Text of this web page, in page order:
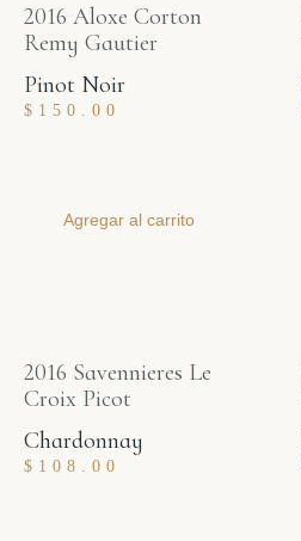
2016 Aloxe Corton
Remy Gautier
Pinot Noir
$ 150.00
Agregar al carrito
2016 Savennieres Le
Croix Picot
Chardonnay
$ 108.00